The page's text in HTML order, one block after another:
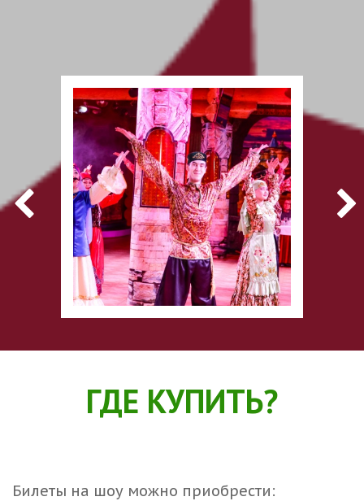
ГДЕ КУПИТЬ?
Билеты на шоу можно приобрести: